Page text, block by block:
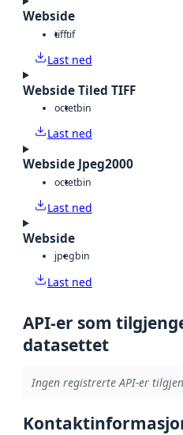
Webside
tifftif
Last ned
Webside Tiled TIFF
octetbin
Last ned
Webside Jpeg2000
octetbin
Last ned
Webside
jpegbin
Last ned
API-er som
datasettet
Ingen registrerte API-er